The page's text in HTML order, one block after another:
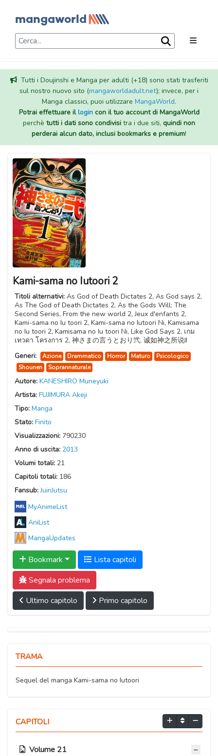
Tutti i Doujinshi e Manga per adulti (+18) sono stati trasferiti
sul nostro nuovo sito (mangaworldadult.net); invece, per i
Manga classici, puoi utilizzare MangaWorld.
Potrai effettuare illogincon il tuo account di MangaWorld
perchè tutti i dati sono condivisi tra i due siti, quindi non
perderai alcun dato, inclusi bookmarks e premium!
Kami-sama no Iutoori 2
Titoli alternativi: As God of Death Dictates 2, As God says 2,
As The God of Death Dictates 2, As the Gods Will: The
Second Series, From the new world 2, Jeux d'enfants 2,
Kami-sama no Iu toori 2, Kami-sama no Iutoori Ni, Kamisama
no Iu toori 2, Kamisama no Iu toori Ni, Like God Says 2, เกม
เทวดา โครงการ 2, 神さまの言うとおり弐, 诚如神之所说II
Generi:
Azione Drammatico Horror Maturo
Psicologico
Shounen
Soprannaturale
Autore: KANESHIRO Muneyuki
Artista: FUJIMURA Akeji
Tipo: Manga
Stato: Finito
Visualizzazioni: 790230
Anno di uscita: 2013
Volumi totali: 21
Capitoli totali: 186
Fansub:JuinJutsu
MyAnimeList
AniList
MangaUpdates
Bookmark
Lista capitoli
Segnala problema
Ultimo capitolo
Primo capitolo
TRAMA
Sequel del manga Kami-sama no Iutoori
CAPITOLI
Volume 21